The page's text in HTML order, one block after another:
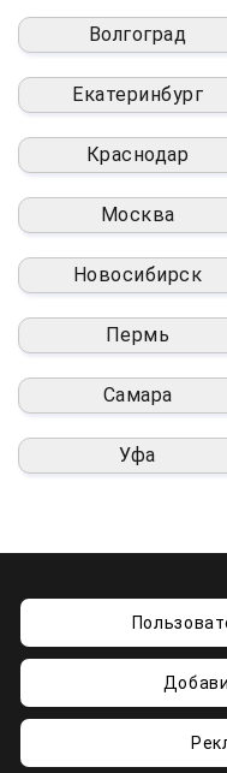
Волгоград
Екатеринбург
Краснодар
Москва
Новосибирск
Пермь
Самара
Уфа